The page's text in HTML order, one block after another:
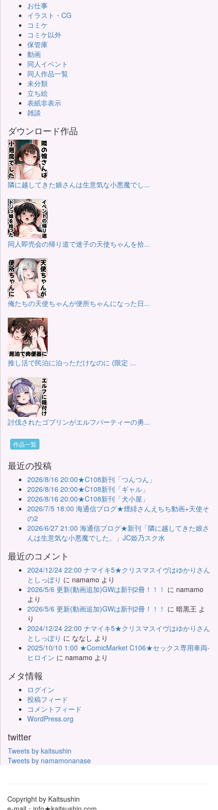
お仕事
イラスト・CG
コミケ
コミケ以外
保管庫
動画
同人イベント
同人作品一覧
未分類
立ち絵
表紙非表示
雑談
ダウンロード作品
隣に越してきた娘さんは生意気な小悪魔でし...
同人即売会の帰り道で迷子の天使ちゃんを拾...
俺たちの天使ちゃんが便所ちゃんになった日...
推し活で民泊に泊っただけなのに (限定 ...
討伐されたゴブリンがエルフパーティーの勇...
作品一覧
最近の投稿
2026/8/16 20:00★C108新刊「つんつん」
2026/8/16 20:00★C108新刊「ギャル」
2026/8/16 20:00★C108新刊「犬小屋」
2026/7/5 18:00 海通信ブログ★煙緋さんえちち動画+天使そ
の2
2026/6/27 21:00 海通信ブログ★新刊「隣に越してきた娘さ
んは生意気な小悪魔でした。」JC姫乃スク水
最近のコメント
2024/12/24 22:00 ナマイキ5★クリスマスイヴはゆかりさん
としっぽり に namamo より
2026/5/6 更新(動画追加)GWは新刊2冊！！！ に namamo
より
2026/5/6 更新(動画追加)GWは新刊2冊！！！ に 暗黒王 よ
り
2024/12/24 22:00 ナマイキ5★クリスマスイヴはゆかりさん
としっぽり に ななし より
2025/10/10 1:00 ★ComicMarket C106★セックス専用車両-
ヒロイン に namamo より
メタ情報
ログイン
投稿フィード
コメントフィード
WordPress.org
twitter
Tweets by kaitsushin
Tweets by namamonanase
Copyright by Kaitsushin